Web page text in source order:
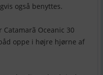
også benyttes.
Oceanic 30
oppe i højre hjørne af